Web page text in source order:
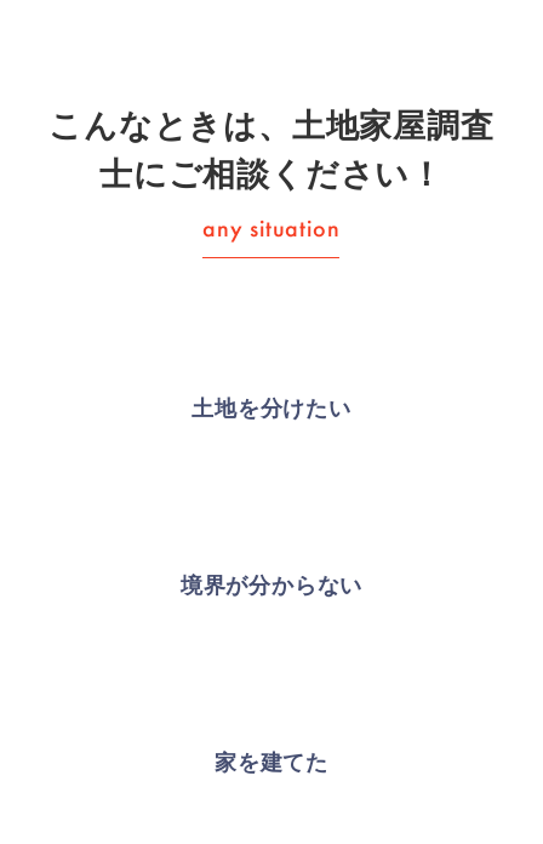
こんなときは、土地家屋調査
士にご相談ください！
土地を分けたい
境界が分からない
家を建てた